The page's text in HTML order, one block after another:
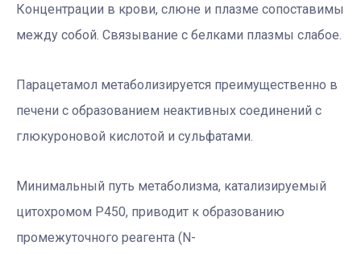
Концентрации в крови, слюне и плазме сопоставимы
между собой. Связывание с белками плазмы слабое.
Парацетамол метаболизируется преимущественно в
печени с образованием неактивных соединений с
глюкуроновой кислотой и сульфатами.
Минимальный путь метаболизма, катализируемый
цитохромом Р450, приводит к образованию
промежуточного реагента (N-